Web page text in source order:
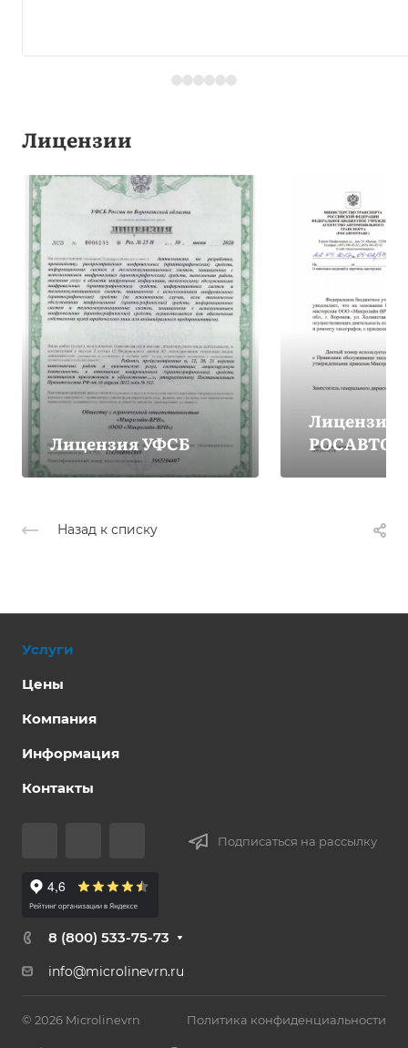
Лицензии
Лицензия УФСБ
Лицензия
Назад к списку
Услуги
Цены
Компания
Информация
Контакты
Подписаться на рассылку
8 (800) 533-75-73
info@microlinevrn.ru
© 2026 Microlinevrn Политика конфиденциальности